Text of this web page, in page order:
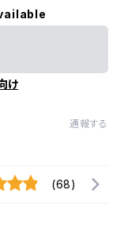
け
通報する
(68)